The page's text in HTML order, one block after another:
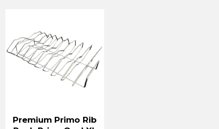
Premium Primo Rib